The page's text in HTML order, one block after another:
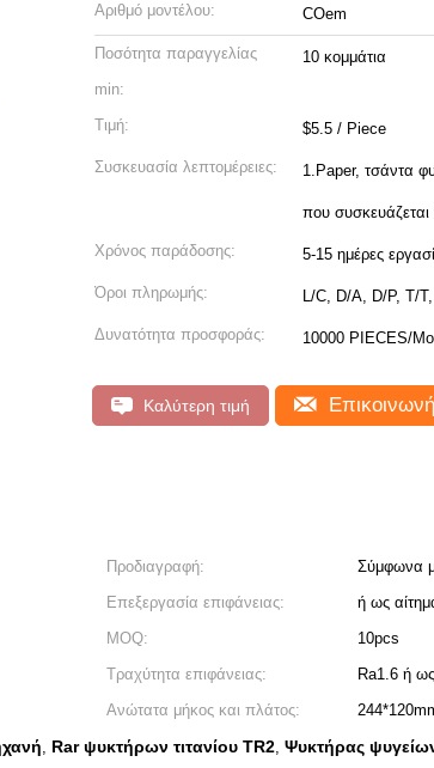
Αριθμό μοντέλου: COem
Ποσότητα παραγγελίας
min:
10 κομμάτια
Τιμή: $5.5 / Piece
Συσκευασία λεπτομέρειες: 1.Paper, τσάντα
που
Χρόνος παράδοσης: 5-15 ημέρες
Όροι πληρωμής: L/C, D/A, D/P, T/
Δυνατότητα προσφοράς: 10000 PIECES/
Καλύτερη τιμή
Προδιαγραφή:
Σύμφωνα
Επεξεργασία επιφάνειας:
ή ως
MOQ:
10pcs
Τραχύτητα επιφάνειας:
Ra1.6 ή
Ανώτατα μήκος και πλάτος:
, Rar ψυκτήρων τιτανίου TR2, Ψυκτήρας